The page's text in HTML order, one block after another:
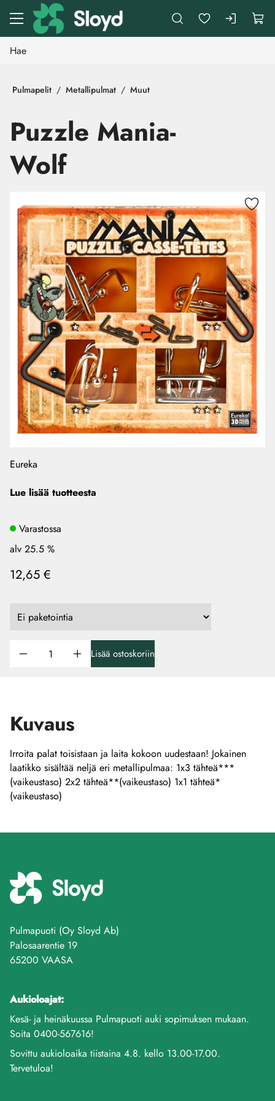
Siirry pääsisältöön
Pulmapelit Metallipulmat Muut
Puzzle Mania-
Wolf
Eureka
Lue lisää tuotteesta
Varastossa
alv 25.5 %
12,65 €
Lisää ostoskoriin
Kuvaus
Irroita palat toisistaan ja laita kokoon uudestaan! Jokainen
laatikko sisältää neljä eri metallipulmaa: 1x3 tähteä***
(vaikeustaso) 2x2 tähteä**(vaikeustaso) 1x1 tähteä*
(vaikeustaso)
Pulmapuoti (Oy Sloyd Ab)
Palosaarentie 19
65200 VAASA
Aukioloajat:
Kesä- ja heinäkuussa Pulmapuoti auki sopimuksen mukaan.
Soita 0400-567616!
Sovittu aukioloaika tiistaina 4.8. kello 13.00-17.00.
Tervetuloa!